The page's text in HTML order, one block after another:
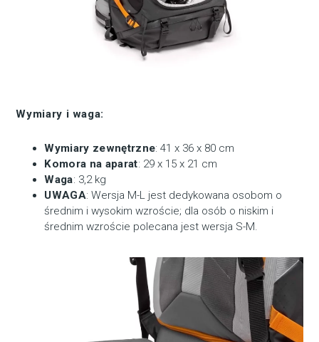
Wymiary i waga:
Wymiary zewnętrzne: 41 x 36 x 80 cm
Komora na aparat: 29 x 15 x 21 cm
Waga: 3,2 kg
UWAGA: Wersja M-L jest dedykowana osobom o
średnim i wysokim wzroście; dla osób o niskim i
średnim wzroście polecana jest wersja S-M.